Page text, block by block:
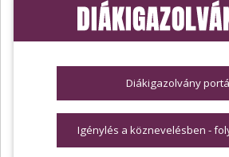
Diákigazolvány
Igénylés a köznevelésben -